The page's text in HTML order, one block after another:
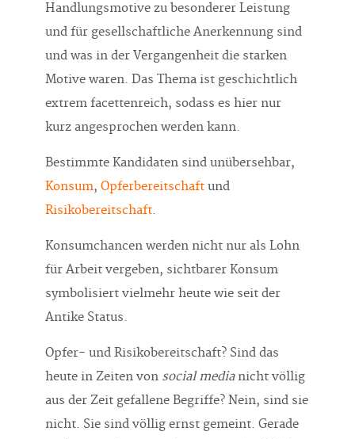
Handlungsmotive zu besonderer Leistung
und für gesellschaftliche Anerkennung sind
und was in der Vergangenheit die starken
Motive waren. Das Thema ist geschichtlich
extrem facettenreich, sodass es hier nur
kurz angesprochen werden kann.
Bestimmte Kandidaten sind unübersehbar,
Konsum,Opferbereitschaft und
Risikobereitschaft.
Konsumchancen werden nicht nur als Lohn
für Arbeit vergeben, sichtbarer Konsum
symbolisiert vielmehr heute wie seit der
Antike Status.
Opfer- und Risikobereitschaft? Sind das
heute in Zeiten von social medianicht völlig
aus der Zeit gefallene Begriffe? Nein, sind sie
nicht. Sie sind völlig ernst gemeint. Gerade